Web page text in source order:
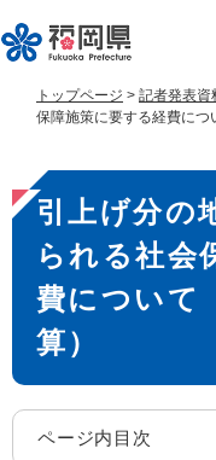
ー
ジ
す
。
ニ
ュ
し
て
トップページ > 記者発表資
保障施策に要する経費につ
本
文
引上げ分の
られる社会
費について
算）
ページ内目次